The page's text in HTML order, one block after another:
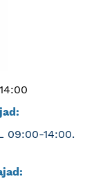
09:00-14:00.